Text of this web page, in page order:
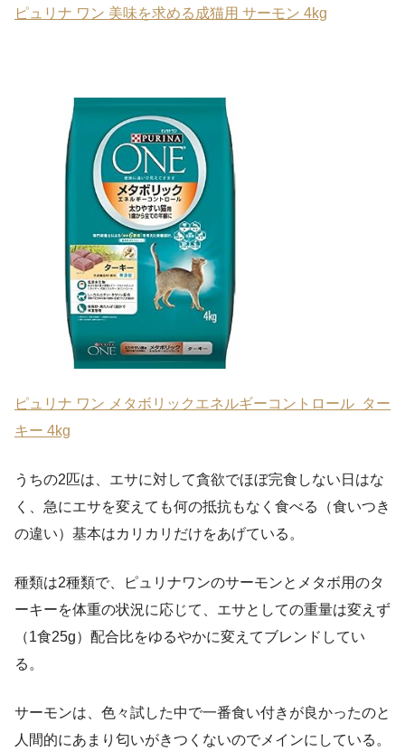
ピュリナ ワン 美味を求める成猫用 サーモン 4kg
ピュリナ ワン メタボリックエネルギーコントロール ター
キー 4kg
うちの2匹は、エサに対して貪欲でほぼ完食しない日はな
く、急にエサを変えても何の抵抗もなく食べる（食いつき
の違い）基本はカリカリだけをあげている。
種類は2種類で、ピュリナワンのサーモンとメタボ用のタ
ーキーを体重の状況に応じて、エサとしての重量は変えず
（1食25g）配合比をゆるやかに変えてブレンドしてい
る。
サーモンは、色々試した中で一番食い付きが良かったのと
人間的にあまり匂いがきつくないのでメインにしている。